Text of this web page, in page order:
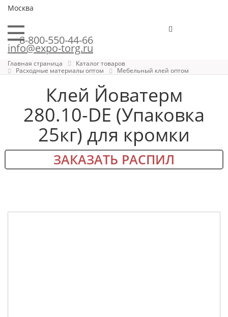
Москва
8-800-550-44-66
info@expo-torg.ru
Главная страница
Каталог товаров
Расходные материалы оптом
Мебельный клей оптом
Клей Йоватерм
280.10-DE (Упаковка
25кг) для кромки
ЗАКАЗАТЬ РАСПИЛ